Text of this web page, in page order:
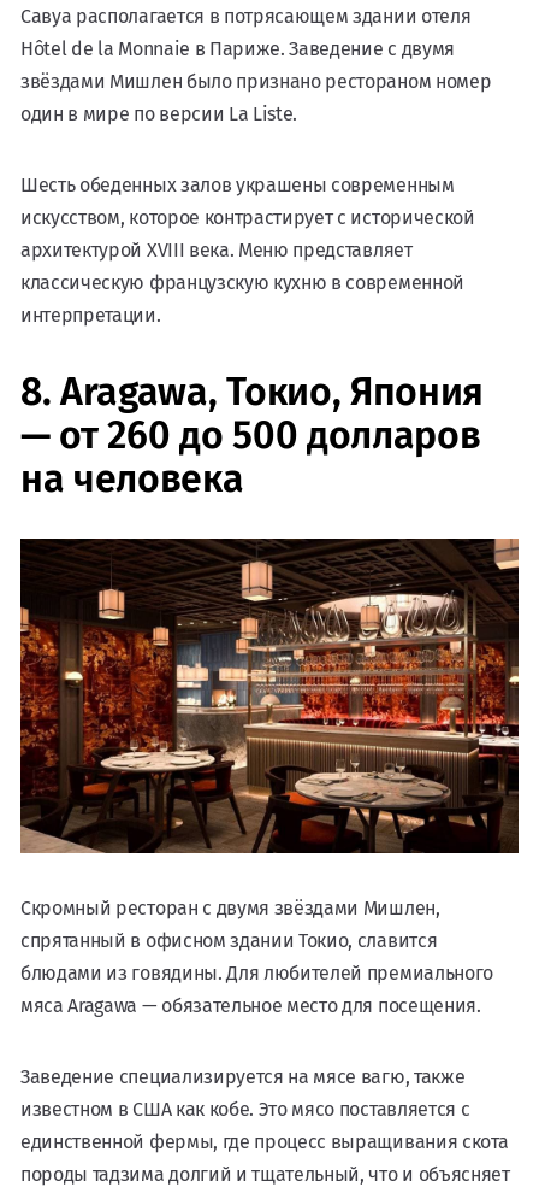
Савуа располагается в потрясающем здании отеля
Hôtel de la Monnaie в Париже. Заведение с двумя
звёздами Мишлен было признано рестораном номер
один в мире по версии La Liste.
Шесть обеденных залов украшены современным
искусством, которое контрастирует с исторической
архитектурой XVIII века. Меню представляет
классическую французскую кухню в современной
интерпретации.
8. Aragawa, Токио, Япония
— от 260 до 500 долларов
на человека
Скромный ресторан с двумя звёздами Мишлен,
спрятанный в офисном здании Токио, славится
блюдами из говядины. Для любителей премиального
мяса Aragawa — обязательное место для посещения.
Заведение специализируется на мясе вагю, также
известном в США как кобе. Это мясо поставляется с
единственной фермы, где процесс выращивания скота
породы тадзима долгий и тщательный, что и объясняет